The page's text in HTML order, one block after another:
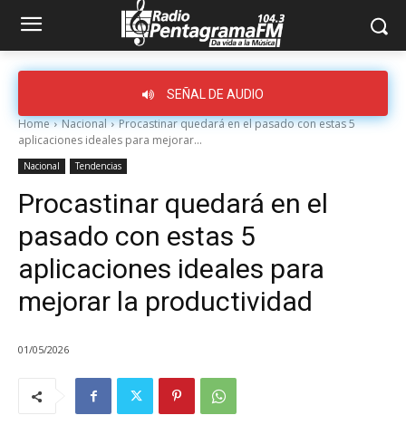
SEÑAL DE AUDIO
Home Nacional
Procastinar quedará en el pasado con estas 5
aplicaciones ideales para mejorar...
Nacional Tendencias
Procastinar quedará en el
pasado con estas 5
aplicaciones ideales para
mejorar la productividad
01/05/2026